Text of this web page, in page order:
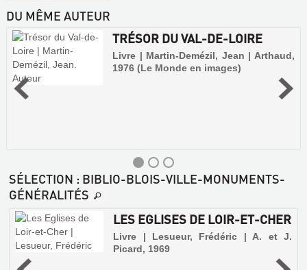
DU MÊME AUTEUR
TRÉSOR DU VAL-DE-LOIRE
Livre | Martin-Demézil, Jean | Arthaud,
1976 (Le Monde en images)
SÉLECTION : BIBLIO-BLOIS-VILLE-MONUMENTS-
GÉNÉRALITÉS
LES EGLISES DE LOIR-ET-CHER
Livre | Lesueur, Frédéric | A. et J.
Picard, 1969